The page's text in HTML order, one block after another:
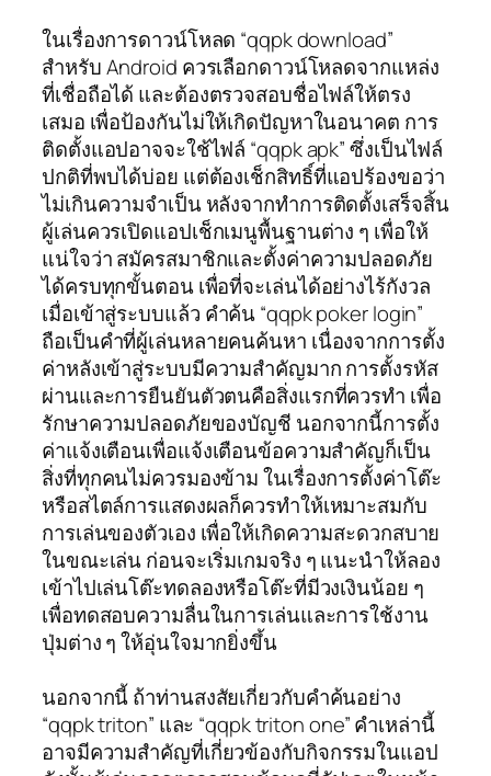
ในเรื่องการดาวน์โหลด “qqpk download”
สำหรับ Android ควรเลือกดาวน์โหลดจากแหล่ง
ที่เชื่อถือได้ และต้องตรวจสอบชื่อไฟล์ให้ตรง
เสมอ เพื่อป้องกันไม่ให้เกิดปัญหาในอนาคต การ
ติดตั้งแอปอาจจะใช้ไฟล์ “qqpk apk” ซึ่งเป็นไฟล์
ปกติที่พบได้บ่อย แต่ต้องเช็กสิทธิ์ที่แอปร้องขอว่า
ไม่เกินความจำเป็น หลังจากทำการติดตั้งเสร็จสิ้น
ผู้เล่นควรเปิดแอปเช็กเมนูพื้นฐานต่าง ๆ เพื่อให้
แน่ใจว่า สมัครสมาชิกและตั้งค่าความปลอดภัย
ได้ครบทุกขั้นตอน เพื่อที่จะเล่นได้อย่างไร้กังวล
เมื่อเข้าสู่ระบบแล้ว คำค้น “qqpk poker login”
ถือเป็นคำที่ผู้เล่นหลายคนค้นหา เนื่องจากการตั้ง
ค่าหลังเข้าสู่ระบบมีความสำคัญมาก การตั้งรหัส
ผ่านและการยืนยันตัวตนคือสิ่งแรกที่ควรทำ เพื่อ
รักษาความปลอดภัยของบัญชี นอกจากนี้การตั้ง
ค่าแจ้งเตือนเพื่อแจ้งเตือนข้อความสำคัญก็เป็น
สิ่งที่ทุกคนไม่ควรมองข้าม ในเรื่องการตั้งค่าโต๊ะ
หรือสไตล์การแสดงผลก็ควรทำให้เหมาะสมกับ
การเล่นของตัวเอง เพื่อให้เกิดความสะดวกสบาย
ในขณะเล่น ก่อนจะเริ่มเกมจริง ๆ แนะนำให้ลอง
เข้าไปเล่นโต๊ะทดลองหรือโต๊ะที่มีวงเงินน้อย ๆ
เพื่อทดสอบความลื่นในการเล่นและการใช้งาน
ปุ่มต่าง ๆ ให้อุ่นใจมากยิ่งขึ้น
นอกจากนี้ ถ้าท่านสงสัยเกี่ยวกับคำค้นอย่าง
“qqpk triton” และ “qqpk triton one” คำเหล่านี้
อาจมีความสำคัญที่เกี่ยวข้องกับกิจกรรมในแอป